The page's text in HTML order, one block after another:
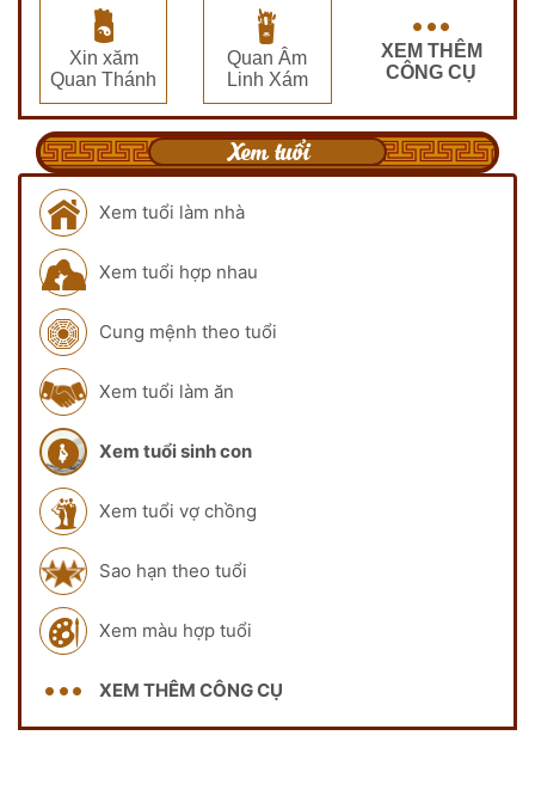
Xin xăm
Quan Thánh
Quan Âm
Linh Xám
XEM THÊM
CÔNG CỤ
Xem tuổi
Xem tuổi làm nhà
Xem tuổi hợp nhau
Cung mệnh theo tuổi
Xem tuổi làm ăn
Xem tuổi sinh con
Xem tuổi vợ chồng
Sao hạn theo tuổi
Xem màu hợp tuổi
XEM THÊM CÔNG CỤ